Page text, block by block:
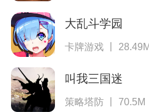
大乱斗学园
卡牌游戏 丨
叫我三国迷
策略塔防 丨 70.5M